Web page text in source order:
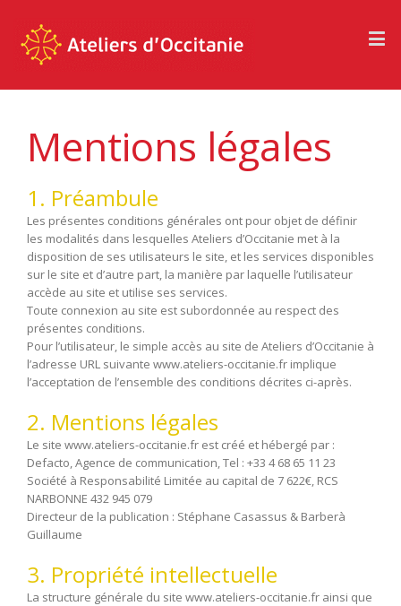
Mentions légales
1. Préambule
Les présentes conditions générales ont pour objet de définir
les modalités dans lesquelles Ateliers d’Occitanie met à la
disposition de ses utilisateurs le site, et les services disponibles
sur le site et d’autre part, la manière par laquelle l’utilisateur
accède au site et utilise ses services.
Toute connexion au site est subordonnée au respect des
présentes conditions.
Pour l’utilisateur, le simple accès au site de Ateliers d’Occitanie à
l’adresse URL suivante www.ateliers-occitanie.fr implique
l’acceptation de l’ensemble des conditions décrites ci-après.
2. Mentions légales
Le site www.ateliers-occitanie.fr est créé et hébergé par :
Defacto, Agence de communication, Tel : +33 4 68 65 11 23
Société à Responsabilité Limitée au capital de 7 622€, RCS
NARBONNE 432 945 079
Directeur de la publication : Stéphane Casassus & Barberà
Guillaume
3. Propriété intellectuelle
La structure générale du site www.ateliers-occitanie.fr ainsi que